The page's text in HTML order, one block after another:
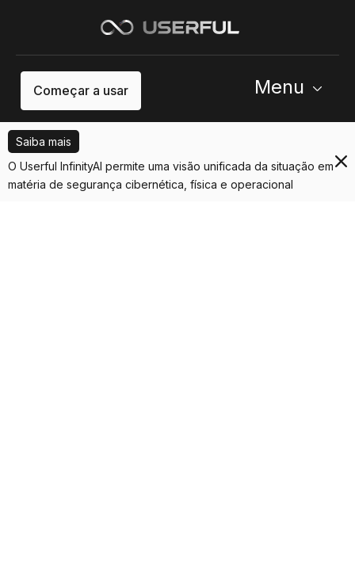
Começar a usar Menu
Saiba mais
O Userful InfinityAI permite uma visão unificada da situação em
matéria de segurança cibernética, física e operacional